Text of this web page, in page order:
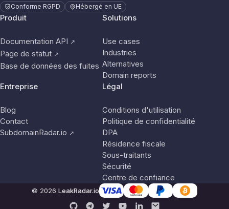
Conforme RGPD Hébergé en UE
Produit
Documentation API ↗
Page de statut ↗
Base de données des fuites
Solutions
Use cases
Industries
Alternatives
Domain reports
Entreprise
Blog
Contact
SubdomainRadar.io ↗
Légal
Conditions d'utilisation
Politique de confidentialité
DPA
Résidence fiscale
Sous-traitants
Sécurité
Centre de confiance
© 2026 LeakRadar.io